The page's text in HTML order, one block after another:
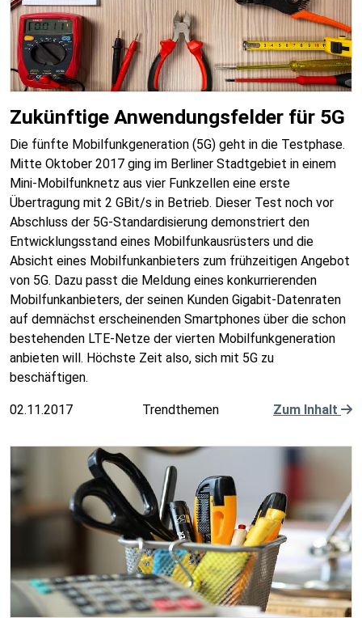
Zukünftige Anwendungsfelder für 5G
Die fünfte Mobilfunkgeneration (5G) geht in die Testphase.
Mitte Oktober 2017 ging im Berliner Stadtgebiet in einem
Mini-Mobilfunknetz aus vier Funkzellen eine erste
Übertragung mit 2 GBit/s in Betrieb. Dieser Test noch vor
Abschluss der 5G-Standardisierung demonstriert den
Entwicklungsstand eines Mobilfunkausrüsters und die
Absicht eines Mobilfunkanbieters zum frühzeitigen Angebot
von 5G. Dazu passt die Meldung eines konkurrierenden
Mobilfunkanbieters, der seinen Kunden Gigabit-Datenraten
auf demnächst erscheinenden Smartphones über die schon
bestehenden LTE-Netze der vierten Mobilfunkgeneration
anbieten will. Höchste Zeit also, sich mit 5G zu
beschäftigen.
02.11.2017 Trendthemen Zum Inhalt